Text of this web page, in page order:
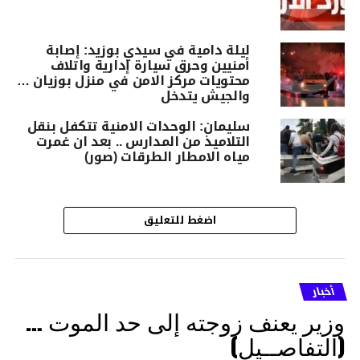
ليلة دامية في سيدي بوزيد: إصابة
أمنيين وحرق سيارة إدارية واتلاف
محتويات مركز الامن في منزل بوزيان …
والجيش يتدخل
سليمان: الوحدات الامنية تتكفل بنقل
التلاميذ من المدارس .. بعد ان غمرت
مياه الامطار الطرقات (صور)
اضغط للتعليق
أخبار
وزير يعنف زوجته إلى حد الموت …
(التفاصــيل)